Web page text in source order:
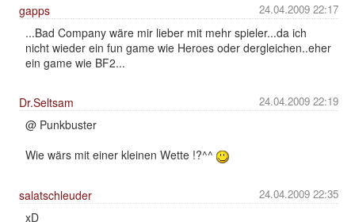
24.04.2009 22:17
gapps
...Bad Company wäre mir lieber mit mehr spieler...da ich
nicht wieder ein fun game wie Heroes oder dergleichen..eher
ein game wie BF2...
24.04.2009 22:19
Dr.Seltsam
@ Punkbuster
Wie wärs mit einer kleinen Wette !?^^
24.04.2009 22:35
salatschleuder
xD